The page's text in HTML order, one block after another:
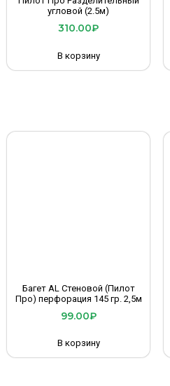
угловой (2.5м)
310.00₽
В корзину
Багет AL Стеновой (Пилот
Про) перфорация 145 гр. 2,5м
99.00₽
В корзину